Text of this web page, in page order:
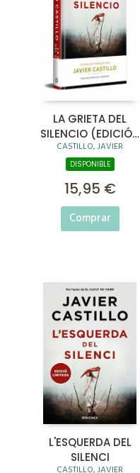
LA GRIETA DEL
SILENCIO (EDICIÓN
LIMITADA)
CASTILLO, JAVIER
DISPONIBLE
15,95 €
Comprar
L'ESQUERDA DEL
SILENCI
CASTILLO, JAVIER